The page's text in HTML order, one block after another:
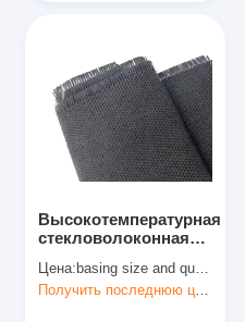
Высокотемпературная
стекловолоконная
покрытием
Цена: basing size and quantity